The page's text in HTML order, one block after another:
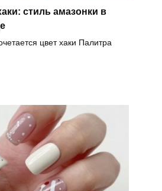
стиль амазонки в
цвет хаки Палитра